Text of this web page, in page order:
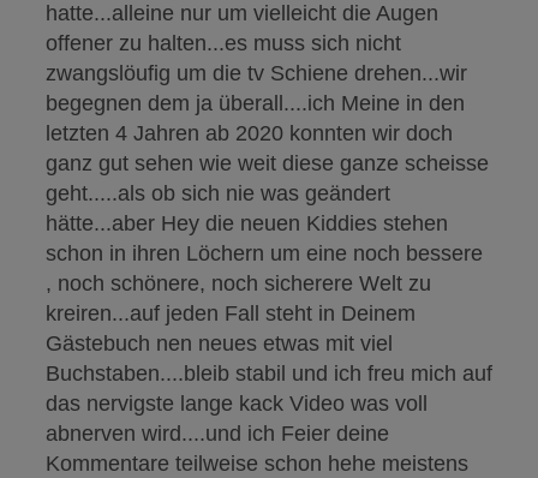
hatte...alleine nur um vielleicht die Augen
offener zu halten...es muss sich nicht
zwangslöufig um die tv Schiene drehen...wir
begegnen dem ja überall....ich Meine in den
letzten 4 Jahren ab 2020 konnten wir doch
ganz gut sehen wie weit diese ganze scheisse
geht.....als ob sich nie was geändert
hätte...aber Hey die neuen Kiddies stehen
schon in ihren Löchern um eine noch bessere
, noch schönere, noch sicherere Welt zu
kreiren...auf jeden Fall steht in Deinem
Gästebuch nen neues etwas mit viel
Buchstaben....bleib stabil und ich freu mich auf
das nervigste lange kack Video was voll
abnerven wird....und ich Feier deine
Kommentare teilweise schon hehe meistens